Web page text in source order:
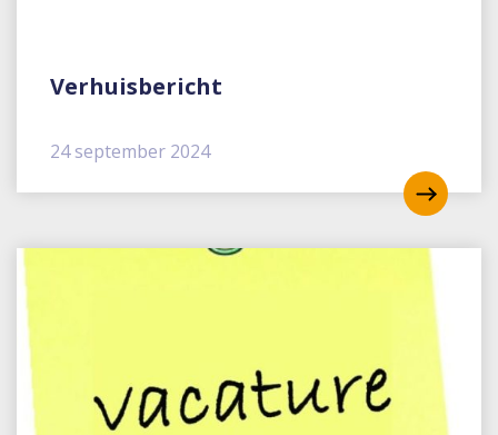
Verhuisbericht
24 september 2024